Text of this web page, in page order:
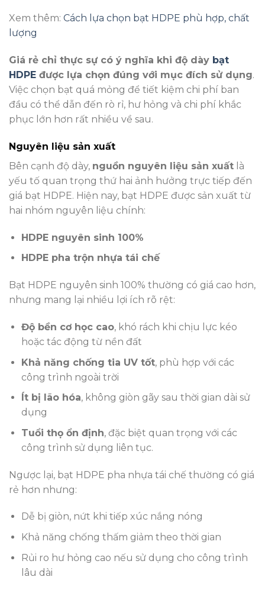
Xem thêm: Cách lựa chọn bạt HDPE phù hợp, chất
lượng
Giá rẻ chỉ thực sự có ý nghĩa khi độ dày bạt
HDPE được lựa chọn đúng với mục đích sử dụng.
Việc chọn bạt quá mỏng để tiết kiệm chi phí ban
đầu có thể dẫn đến rò rỉ, hư hỏng và chi phí khắc
phục lớn hơn rất nhiều về sau.
Nguyên liệu sản xuất
Bên cạnh độ dày, nguồn nguyên liệu sản xuất là
yếu tố quan trọng thứ hai ảnh hưởng trực tiếp đến
giá bạt HDPE. Hiện nay, bạt HDPE được sản xuất từ
hai nhóm nguyên liệu chính:
HDPE nguyên sinh 100%
HDPE pha trộn nhựa tái chế
Bạt HDPE nguyên sinh 100% thường có giá cao hơn,
nhưng mang lại nhiều lợi ích rõ rệt:
Độ bền cơ học cao, khó rách khi chịu lực kéo
hoặc tác động từ nền đất
Khả năng chống tia UV tốt, phù hợp với các
công trình ngoài trời
Ít bị lão hóa, không giòn gãy sau thời gian dài sử
dụng
Tuổi thọ ổn định, đặc biệt quan trọng với các
công trình sử dụng liên tục.
Ngược lại, bạt HDPE pha nhựa tái chế thường có giá
rẻ hơn nhưng:
Dễ bị giòn, nứt khi tiếp xúc nắng nóng
Khả năng chống thấm giảm theo thời gian
Rủi ro hư hỏng cao nếu sử dụng cho công trình
lâu dài